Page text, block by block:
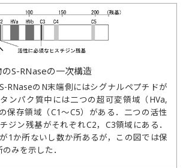
S-RNaseの一次構造
RNaseのN末端側にはシグナルペプチドが
ンパク質中には二つの超可変領域（HVa,
保存領域（C1～C5）がある．二つの活性
ジン残基がそれぞれC2，C3領域にある．
1か所ないし数か所あるが，この図では保
みを示した．